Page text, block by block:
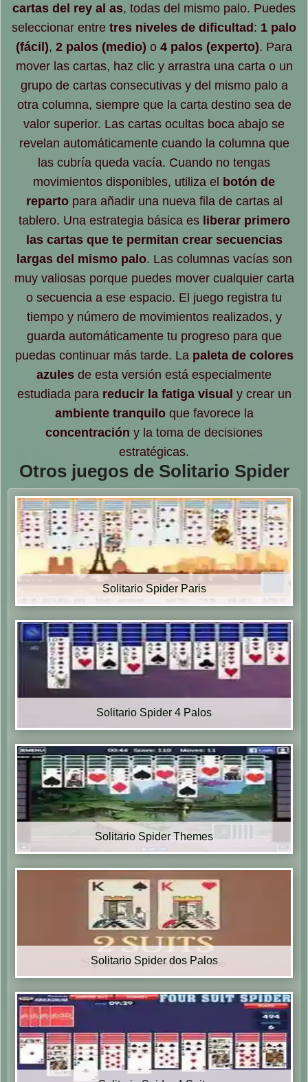
cartas del rey al as, todas del mismo palo. Puedes
seleccionar entre tres niveles de dificultad: 1 palo
(fácil), 2 palos (medio) o 4 palos (experto). Para
mover las cartas, haz clic y arrastra una carta o un
grupo de cartas consecutivas y del mismo palo a
otra columna, siempre que la carta destino sea de
valor superior. Las cartas ocultas boca abajo se
revelan automáticamente cuando la columna que
las cubría queda vacía. Cuando no tengas
movimientos disponibles, utiliza el botón de
repartopara añadir una nueva fila de cartas al
tablero. Una estrategia básica es liberar primero
las cartas que te permitan crear secuencias
largas del mismo palo. Las columnas vacías son
muy valiosas porque puedes mover cualquier carta
o secuencia a ese espacio. El juego registra tu
tiempo y número de movimientos realizados, y
guarda automáticamente tu progreso para que
puedas continuar más tarde. La paleta de colores
azules de esta versión está especialmente
estudiada para reducir la fatiga visual y crear un
ambiente tranquiloque favorece la
concentración y la toma de decisiones
estratégicas.
Otros juegos de Solitario Spider
Solitario Spider Paris
Solitario Spider 4 Palos
Solitario Spider Themes
Solitario Spider dos Palos